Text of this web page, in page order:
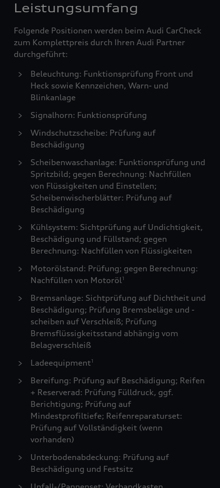
Leistungsumfang
Folgende Positionen werden beim Audi CarCheck
zum Komplettpreis durch Ihren Audi Partner
durchgeführt:
Beleuchtung: Funktionsprüfung Front und
Heck sowie Kennzeichen, Warn- und
Blinkanlage
Signalhorn: Funktionsprüfung
Windschutzscheibe: Prüfung auf
Beschädigung
Scheibenwaschanlage: Funktionsprüfung und
Spritzbild; gegen Berechnung: Nachfüllen
von Flüssigkeiten und Einstellen;
Scheibenwischerblätter: Prüfung auf
Beschädigung
Kühlsystem: Sichtprüfung auf Undichtigkeit,
Beschädigung und Füllstand; gegen
Berechnung: Nachfüllen von Flüssigkeiten
Motorölstand: Prüfung; gegen Berechnung:
Nachfüllen von Motoröl1
Bremsanlage: Sichtprüfung auf Dichtheit und
Beschädigung; Prüfung Bremsbeläge und -
scheiben auf Verschleiß; Prüfung
Bremsflüssigkeitsstand abhängig vom
Belagverschleiß
Ladeequipment1
Bereifung: Prüfung auf Beschädigung; Reifen
+ Reserverad: Prüfung Fülldruck, ggf.
Berichtigung; Prüfung auf
Mindestprofiltiefe; Reifenreparaturset:
Prüfung auf Vollständigkeit (wenn
vorhanden)
Unterbodenabdeckung: Prüfung auf
Beschädigung und Festsitz